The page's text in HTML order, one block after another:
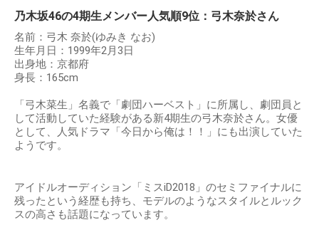
乃木坂46の4期生メンバー人気順9位：弓木奈於さん
名前：弓木 奈於(ゆみき なお)
生年月日：1999年2月3日
出身地：京都府
身長：165cm
「弓木菜生」名義で「劇団ハーベスト」に所属し、劇団員と
して活動していた経験がある新4期生の弓木奈於さん。女優
として、人気ドラマ「今日から俺は！！」にも出演していた
ようです。
アイドルオーディション「ミスiD2018」のセミファイナルに
残ったという経歴も持ち、モデルのようなスタイルとルック
スの高さも話題になっています。